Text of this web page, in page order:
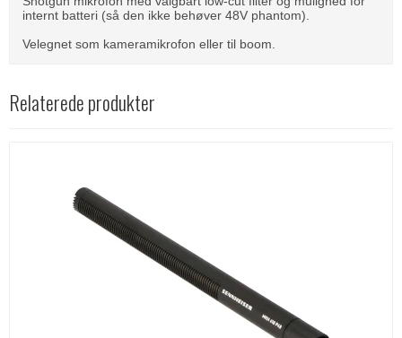
internt batteri (så den ikke behøver 48V phantom).
Velegnet som kameramikrofon eller til boom.
Relaterede produkter